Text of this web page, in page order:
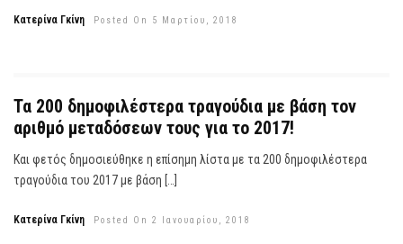
Κατερίνα Γκίνη Posted On 5 Μαρτίου, 2018
Τα 200 δημοφιλέστερα τραγούδια με βάση τον
αριθμό μεταδόσεων τους για το 2017!
Και φετός δημοσιεύθηκε η επίσημη λίστα με τα 200 δημοφιλέστερα
τραγούδια του 2017 με βάση […]
Κατερίνα Γκίνη Posted On 2 Ιανουαρίου, 2018